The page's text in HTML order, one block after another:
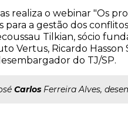
realiza o webinar "Os
para a gestão dos
Tilkian, sócio
Vertus, Ricardo Hasson
do TJ/SP.
Carlos Ferreira Alves,